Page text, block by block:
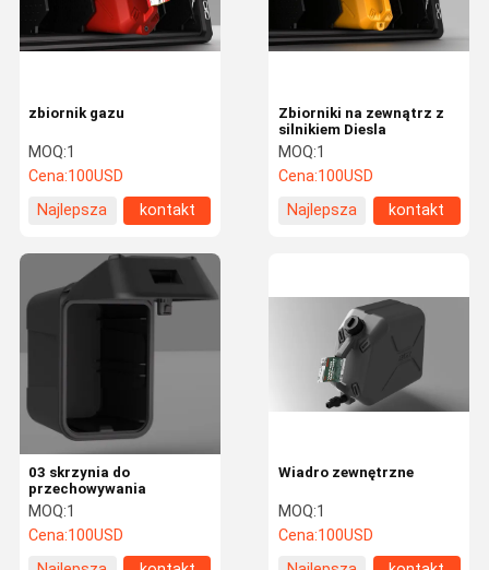
Dom
Zbiorniki na zewnątrz z
silnikiem Diesla
MOQ:1
Cena:100USD
Najlepsza
kontakt
zbiornik gazu
MOQ:1
Cena:100USD
Najlepsza
kontakt
Wiadro zewnętrzne
MOQ:1
Cena:100USD
03 skrzynia do
przechowywania
MOQ:1
Cena:100USD